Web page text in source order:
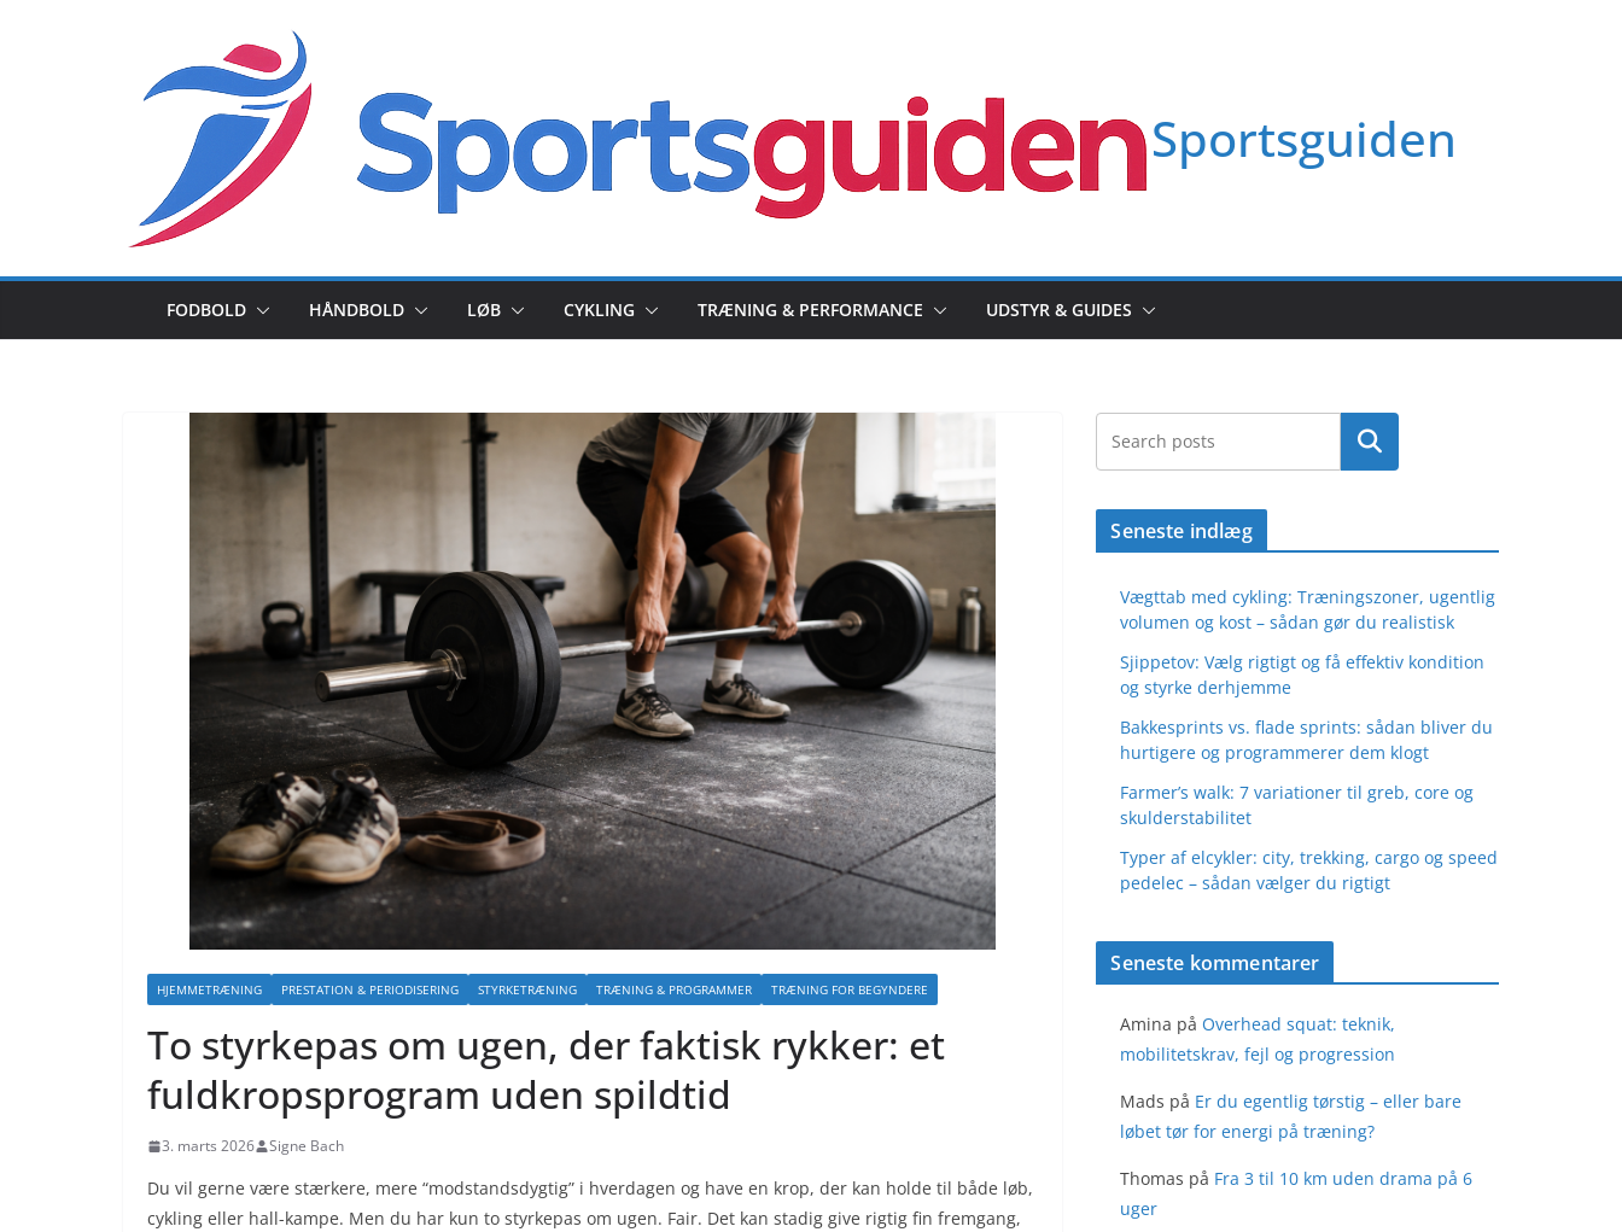
Sportsguiden
FODBOLD HÅNDBOLD LØB CYKLING TRÆNING & PERFORMANCE UDSTYR & GUIDES
HJEMMETRÆNING PRESTATION & PERIODISERING STYRKETRÆNING TRÆNING & PROGRAMMER TRÆNING FOR BEGYNDERE
To styrkepas om ugen, der faktisk rykker: et
fuldkropsprogram uden spildtid
3. marts 2026 Signe Bach
Du vil gerne være stærkere, mere “modstandsdygtig” i hverdagen og have en krop, der kan holde til både løb,
cykling eller hall-kampe. Men du har kun to styrkepas om ugen. Fair. Det kan stadig give rigtig fin fremgang,
Søg
Seneste indlæg
Vægttab med cykling: Træningszoner, ugentlig
volumen og kost – sådan gør du realistisk
Sjippetov: Vælg rigtigt og få effektiv kondition
og styrke derhjemme
Bakkesprints vs. flade sprints: sådan bliver du
hurtigere og programmerer dem klogt
Farmer’s walk: 7 variationer til greb, core og
skulderstabilitet
Typer af elcykler: city, trekking, cargo og speed
pedelec – sådan vælger du rigtigt
Seneste kommentarer
Amina på Overhead squat: teknik,
mobilitetskrav, fejl og progression
Mads på Er du egentlig tørstig – eller bare
løbet tør for energi på træning?
Thomas på Fra 3 til 10 km uden drama på 6
uger